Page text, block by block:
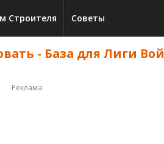
Строителя Советы
- База для Лиги
Реклама: